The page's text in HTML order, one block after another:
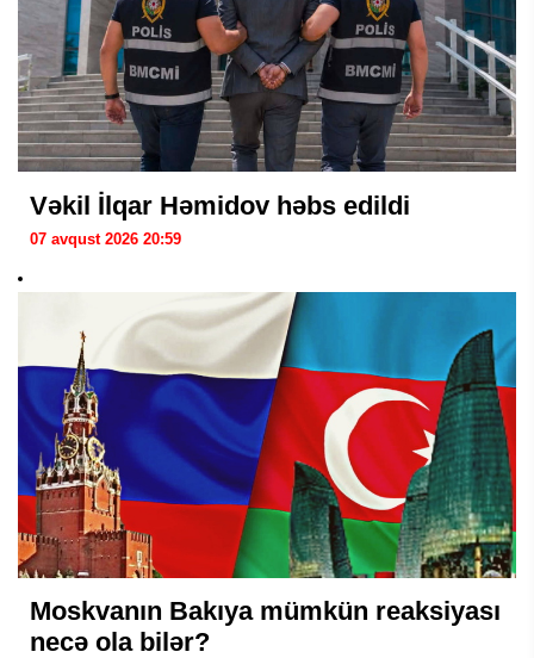
Vəkil İlqar Həmidov həbs edildi
07 avqust 2026 20:59
Moskvanın Bakıya mümkün reaksiyası
necə ola bilər?